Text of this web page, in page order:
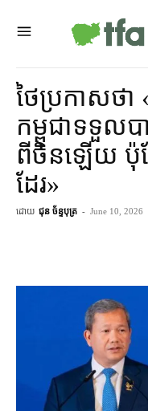
ថៃ​ប្រកាស​ថា
កម្ពុជា​ទទួល​
ពី​ចិន​ឡើយ ប៉ុន្
ដែរ»
ដោយ ជុន ច័ន្ទបុត្រ - June 10, 2026